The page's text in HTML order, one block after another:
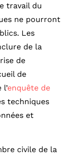
travail du
ne pourront
Les
de la
de
de
l’enquête de
techniques
et
civile de la